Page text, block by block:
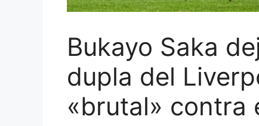
Bukayo Saka
dupla del
«brutal» contra